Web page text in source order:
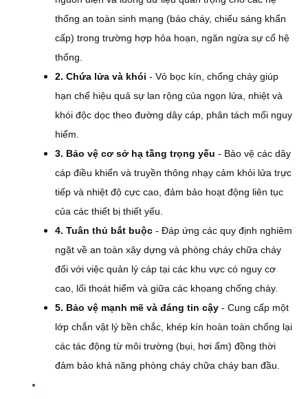
thống an toàn sinh mạng (báo cháy, chiếu sáng khẩn
cấp) trong trường hợp hỏa hoạn, ngăn ngừa sự cố hệ
thống.
2. Chứa lửa và khói - Vỏ bọc kín, chống cháy giúp
hạn chế hiệu quả sự lan rộng của ngọn lửa, nhiệt và
khói độc dọc theo đường dây cáp, phân tách mối nguy
hiểm.
3. Bảo vệ cơ sở hạ tầng trọng yếu - Bảo vệ các dây
cáp điều khiển và truyền thông nhạy cảm khỏi lửa trực
tiếp và nhiệt độ cực cao, đảm bảo hoạt động liên tục
của các thiết bị thiết yếu.
4. Tuân thủ bắt buộc - Đáp ứng các quy định nghiêm
ngặt về an toàn xây dựng và phòng cháy chữa cháy
đối với việc quản lý cáp tại các khu vực có nguy cơ
cao, lối thoát hiểm và giữa các khoang chống cháy.
5. Bảo vệ mạnh mẽ và đáng tin cậy - Cung cấp một
lớp chắn vật lý bền chắc, khép kín hoàn toàn chống lại
các tác động từ môi trường (bụi, hơi ẩm) đồng thời
đảm bảo khả năng phòng cháy chữa cháy ban đầu.